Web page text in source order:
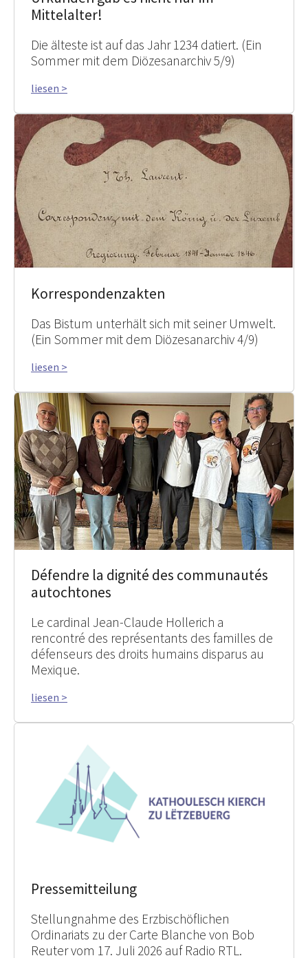
Mittelalter!
Die älteste ist auf das Jahr 1234 datiert. (Ein
Sommer mit dem Diözesanarchiv 5/9)
liesen >
Korrespondenzakten
Das Bistum unterhält sich mit seiner Umwelt.
(Ein Sommer mit dem Diözesanarchiv 4/9)
liesen >
Défendre la dignité des communautés
autochtones
Le cardinal Jean-Claude Hollerich a
rencontré des représentants des familles de
défenseurs des droits humains disparus au
Mexique.
liesen >
Pressemitteilung
Stellungnahme des Erzbischöflichen
Ordinariats zu der Carte Blanche von Bob
Reuter vom 17. Juli 2026 auf Radio RTL.